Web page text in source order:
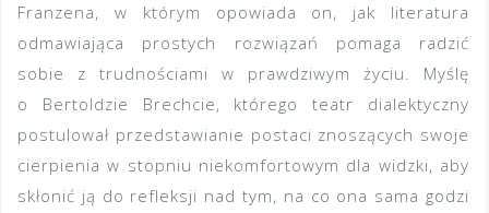
Franzena, w którym opowiada on, jak literatura
odmawiająca prostych rozwiązań pomaga radzić
sobie z trudnościami w prawdziwym życiu. Myślę
o Bertoldzie Brechcie, którego teatr dialektyczny
postulował przedstawianie postaci znoszących swoje
cierpienia w stopniu niekomfortowym dla widzki, aby
skłonić ją do refleksji nad tym, na co ona sama godzi